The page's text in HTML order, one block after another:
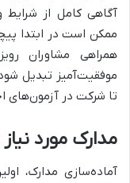
آگاهی کامل از شرایط
ممکن است در ابتدا
همراهی مشاوران
موفقیت‌آمیز تبدیل
تا شرکت در آزمون‌های
مدارک مورد
آماده‌سازی مدارک،